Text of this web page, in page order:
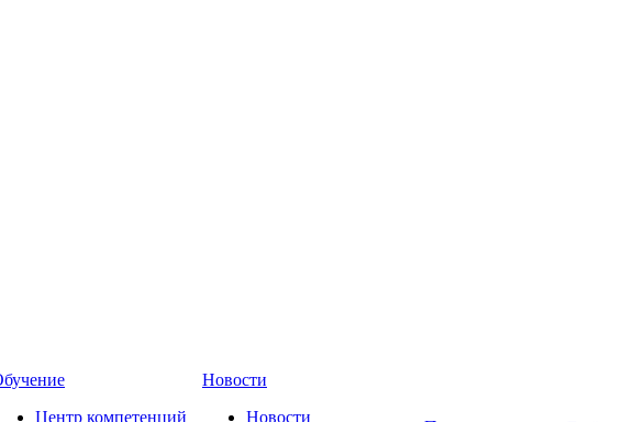
Центр компетенций
Новости
Новости